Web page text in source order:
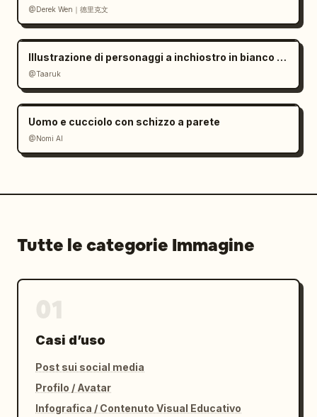
@Derek Wen｜德里克文
Illustrazione di personaggi a inchiostro in bianco e nero minimalista
@Taaruk
Uomo e cucciolo con schizzo a parete
@Nomi AI
Tutte le categorie Immagine
Casi d’uso
Post sui social media
Profilo / Avatar
Infografica / Contenuto Visual Educativo